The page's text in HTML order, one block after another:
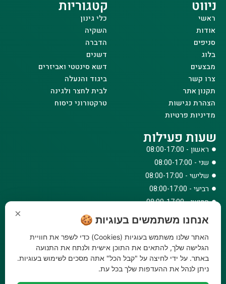
ניווט
ראשי
אודות
סניפים
בלוג
מבצעים
צרו קשר
תקנון אתר
הצהרת נגישות
מדיניות פרטיות
קטגוריות
כלי גינון
השקיה
הדברה
דשנים
דשא סינטטי ואביזרים
ביגוד והנעלה
לבית לחצר ולגינה
טרקטורוני כיסוח
שעות פעילות
ראשון - 08:00-17:00
שני - 08:00-17:00
שלישי - 08:00-17:00
רביעי - 08:00-17:00
חמישי - 08:00-17:00
שישי - 08:00-12:30
צרו קשר
073-779-6243
וואטסאפ
amirbair@amir-agricul.co.il
× אנחנו משתמשים בעוגיות 🍪
האתר שלנו משתמש בעוגיות (Cookies) כדי לשפר את חוויית
הגלישה שלך, להתאים את התוכן אישית ולנתח את התנועה
באתר. על ידי לחיצה על "קבל הכל" אתה מסכים לשימוש בעוגיות.
ניתן לנהל את ההעדפות שלך בכל עת.